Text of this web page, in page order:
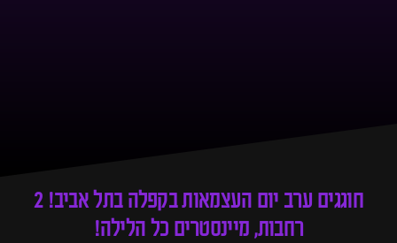
חוגגים ערב יום העצמאות בקפלה בתל אביב! 2
רחבות, מיינסטרים כל הלילה!